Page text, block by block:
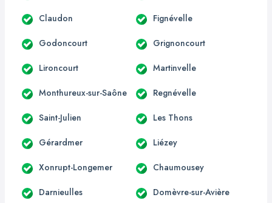
Claudon Fignévelle
Godoncourt Grignoncourt
Lironcourt Martinvelle
Monthureux-sur-Saône Regnévelle
Saint-Julien Les Thons
Gérardmer Liézey
Xonrupt-Longemer Chaumousey
Darnieulles Domèvre-sur-Avière